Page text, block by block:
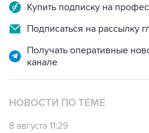
Купить подписку на
Подписаться на рассылку
Получать оперативные
канале
НОВОСТИ ПО ТЕМЕ
8 августа 11:29